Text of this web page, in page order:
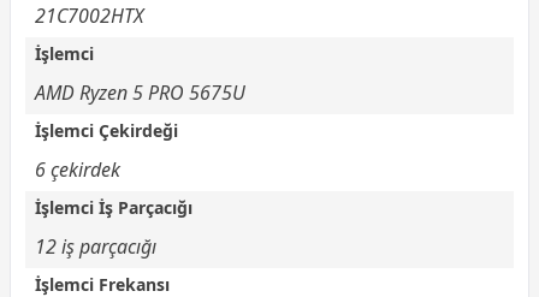
21C7002HTX
İşlemci
AMD Ryzen 5 PRO 5675U
İşlemci Çekirdeği
6 çekirdek
İşlemci İş Parçacığı
12 iş parçacığı
İşlemci Frekansı